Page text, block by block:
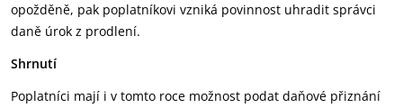
opožděně, pak poplatníkovi vzniká povinnost uhradit správci
daně úrok z prodlení.
Shrnutí
Poplatníci mají i v tomto roce možnost podat daňové přiznání